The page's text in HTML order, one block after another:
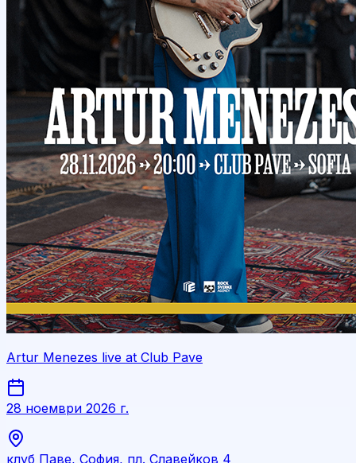
Artur Menezes live at Club Pave
28 ноември 2026 г.
клуб Паве, София, пл. Славейков 4